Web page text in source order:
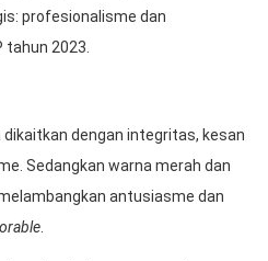
profesionalisme dan
tahun 2023.
dengan integritas, kesan
Sedangkan warna merah dan
antusiasme dan